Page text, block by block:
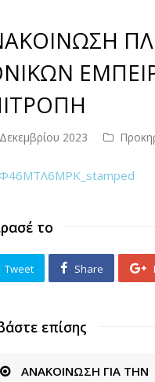
2023
το
Tweet Share
επίσης
ΑΝΑΚΟΙΝΩΣΗ ΓΙΑ ΤΗΝ